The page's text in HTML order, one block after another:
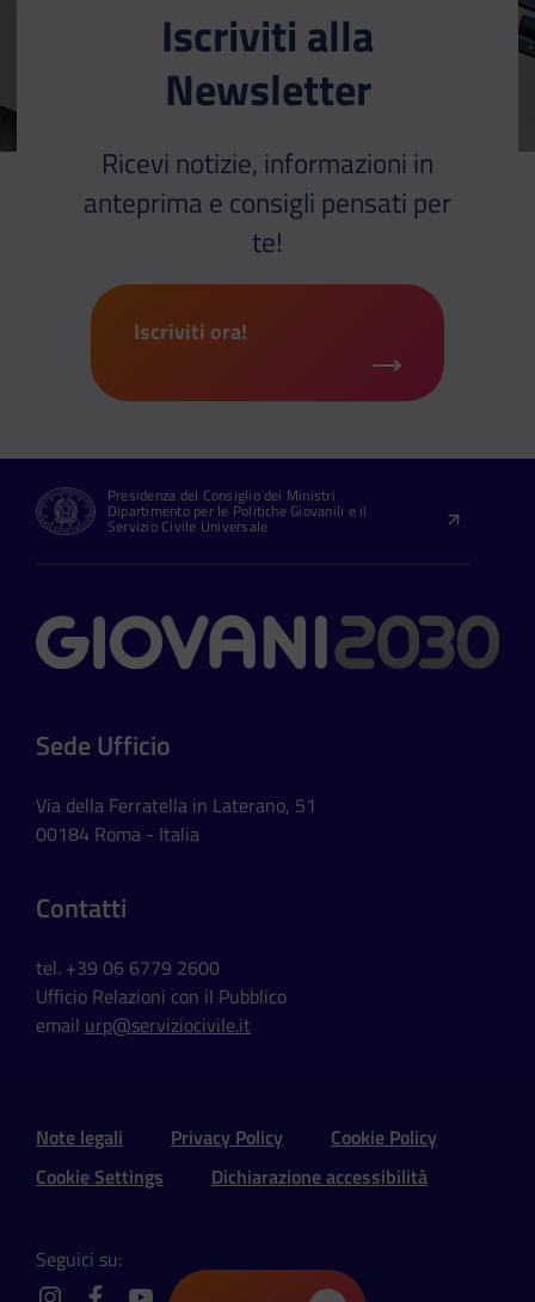
Iscriviti alla
Newsletter
Ricevi notizie, informazioni in
anteprima e consigli pensati per
te!
Iscriviti ora!
Presidenza del Consiglio dei Ministri
Dipartimento per le Politiche Giovanili e il
Servizio Civile Universale
Contatti
Sede Ufficio
Via della Ferratella in Laterano, 51
00184 Roma - Italia
Contatti
tel. +39 06 6779 2600
Ufficio Relazioni con il Pubblico
email urp@serviziocivile.it
Sezione Link Utili e Social
Note legali Privacy Policy
Cookie Policy
Cookie Settings
Dichiarazione accessibilità
Seguici su: